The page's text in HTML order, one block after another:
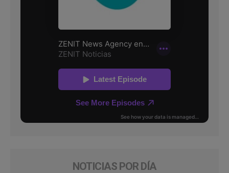
NOTICIAS POR DÍA